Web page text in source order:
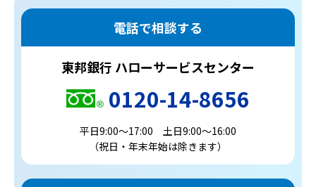
電話で相談する
東邦銀行 ハローサービスセンター
0120-14-8656
平日9:00～17:00 土日9:00～16:00
（祝日・年末年始は除きます）